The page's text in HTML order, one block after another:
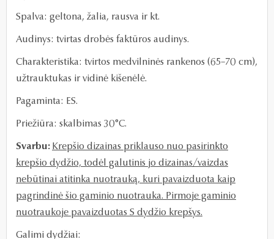
Spalva: geltona, žalia, rausva ir kt.
Audinys: tvirtas drobės faktūros audinys.
Charakteristika: tvirtos medvilninės rankenos (65–70 cm),
užtrauktukas ir vidinė kišenėlė.
Pagaminta: ES.
Priežiūra: skalbimas 30°C.
Svarbu: Krepšio dizainas priklauso nuo pasirinkto
krepšio dydžio, todėl galutinis jo dizainas/vaizdas
nebūtinai atitinka nuotrauką, kuri pavaizduota kaip
pagrindinė šio gaminio nuotrauka. Pirmoje gaminio
nuotraukoje pavaizduotas S dydžio krepšys.
Galimi dydžiai: